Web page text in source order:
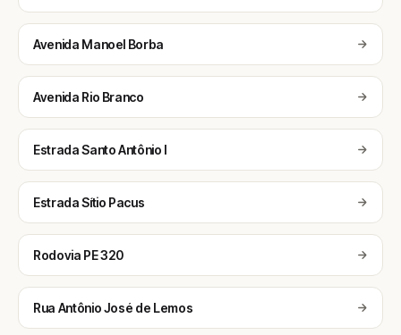
Avenida Manoel Borba
Avenida Rio Branco
Estrada Santo Antônio I
Estrada Sítio Pacus
Rodovia PE 320
Rua Antônio José de Lemos